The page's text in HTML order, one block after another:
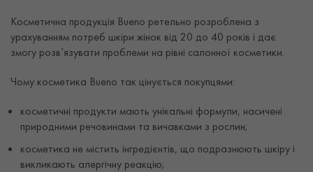
Косметична продукція Bueno ретельно розроблена з
урахуванням потреб шкіри жінок від 20 до 40 років і дає
змогу розв’язувати проблеми на рівні салонної косметики.
Чому косметика Bueno так цінується покупцями:
косметичні продукти мають унікальні формули, насичені
природними речовинами та вичавками з рослин;
косметика не містить інгредієнтів, що подразнюють шкіру і
викликають алергічну реакцію;